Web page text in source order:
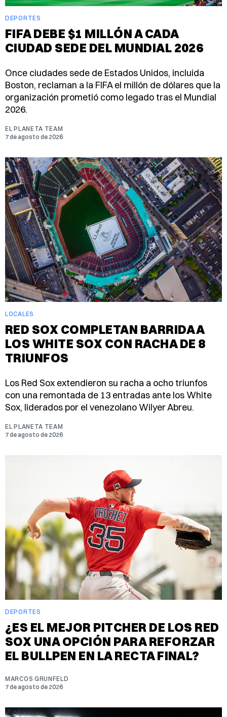
DEPORTES
FIFA DEBE $1 MILLÓN A CADA
CIUDAD SEDE DEL MUNDIAL 2026
Once ciudades sede de Estados Unidos, incluida
Boston, reclaman a la FIFA el millón de dólares que la
organización prometió como legado tras el Mundial
2026.
EL PLANETA TEAM
7 de agosto de 2026
LOCALES
RED SOX COMPLETAN BARRIDA A
LOS WHITE SOX CON RACHA DE 8
TRIUNFOS
Los Red Sox extendieron su racha a ocho triunfos
con una remontada de 13 entradas ante los White
Sox, liderados por el venezolano Wilyer Abreu.
EL PLANETA TEAM
7 de agosto de 2026
DEPORTES
¿ES EL MEJOR PITCHER DE LOS RED
SOX UNA OPCIÓN PARA REFORZAR
EL BULLPEN EN LA RECTA FINAL?
MARCOS GRUNFELD
7 de agosto de 2026